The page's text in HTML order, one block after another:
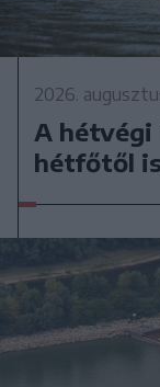
2026.
A hétvégi
hétfőtől